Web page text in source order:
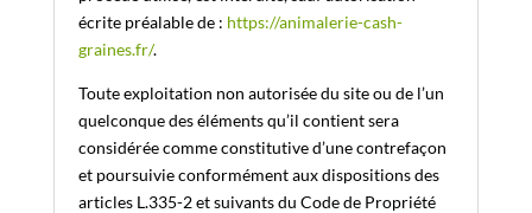
écrite préalable de : https://animalerie-cash-
graines.fr/.
Toute exploitation non autorisée du site ou de l’un
quelconque des éléments qu’il contient sera
considérée comme constitutive d’une contrefaçon
et poursuivie conformément aux dispositions des
articles L.335-2 et suivants du Code de Propriété